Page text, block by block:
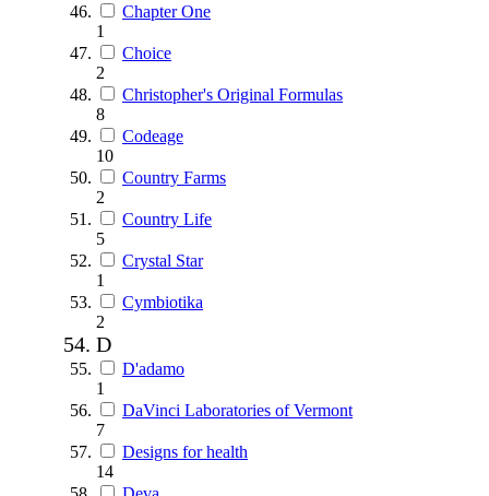
Chapter One
1
Choice
2
Christopher's Original Formulas
8
Codeage
10
Country Farms
2
Country Life
5
Crystal Star
1
Cymbiotika
2
D
D'adamo
1
DaVinci Laboratories of Vermont
7
Designs for health
14